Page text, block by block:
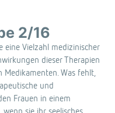
2/16
eine Vielzahl medizinischer
dieser Therapien
Was fehlt,
und
Frauen in einem